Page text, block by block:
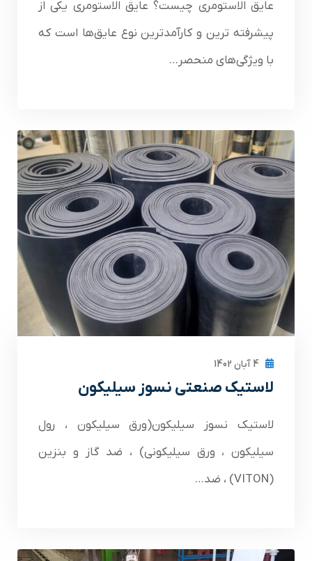
عایق الاستومری چیست؟ عایق الاستومری یکی از
پیشرفته‌ ترین و کارآمدترین نوع عایق‌ها است که
با ویژگی‌های منحصر…
لاستیک صنعتی نسوز سیلیکون
لاستیک نسوز سیلیکون(ورق سیلیکون ، رول
سیلیکون ، ورق سیلیکونی) ، ضد گاز و بنزین
(VITON) ، ضد…